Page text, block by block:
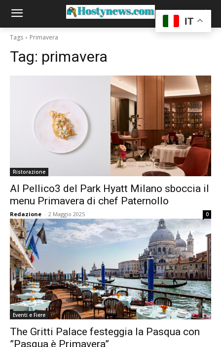
Tags Primavera
Tag: primavera
Ristorazione
Al Pellico3 del Park Hyatt Milano sboccia il
menu Primavera di chef Paternollo
Redazione - 2 Maggio 2025 0
Eventi e Fiere
The Gritti Palace festeggia la Pasqua con
”Pasqua è Primavera”
IT